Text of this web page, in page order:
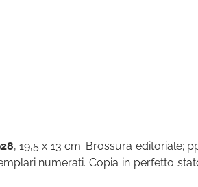
, 19,5 x 13 cm. Brossura editoriale;
numerati. Copia in perfetto